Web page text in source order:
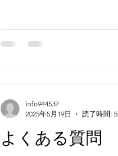
を頂いているお客様には
都方面に車で15分程度の場
『阪急上牧駅』より徒歩5
屋『希望軒』の隣側（奥
の目の前、リールデアンフ
よくある質問
info944537
2025年5月19日
読了時間: